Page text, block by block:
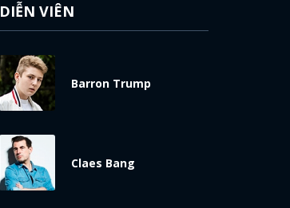
DIỄN VIÊN
Barron Trump
Claes Bang